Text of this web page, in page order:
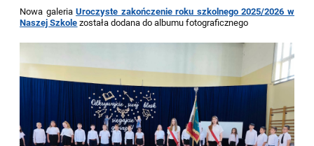
Nowa galeriaUroczyste zakończenie roku szkolnego 2025/2026 w
Naszej Szkole została dodana do albumu fotograficznego